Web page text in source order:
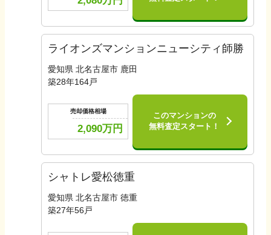
ライオンズマンションニューシティ師勝
愛知県 北名古屋市 鹿田
築28年164戸
売却価格相場
2,090万円
このマンションの
無料査定スタート！
シャトレ愛松徳重
愛知県 北名古屋市 徳重
築27年56 戸